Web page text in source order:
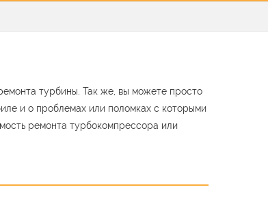
турбины. Так же, вы можете просто
и о проблемах или поломках с которыми
ремонта турбокомпрессора или